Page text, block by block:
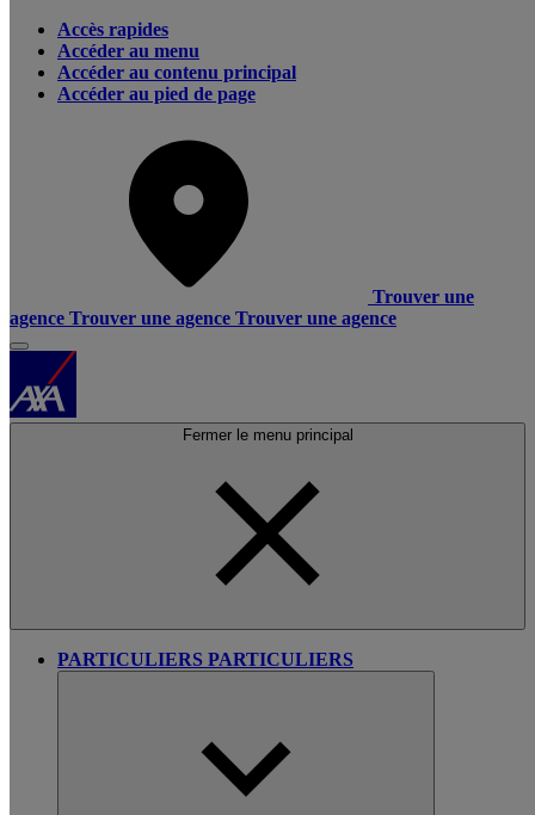
Accès rapides
Accéder au menu
Accéder au contenu principal
Accéder au pied de page
Trouver une
agence Trouver une agence Trouver une agence
Fermer le menu principal
PARTICULIERS PARTICULIERS